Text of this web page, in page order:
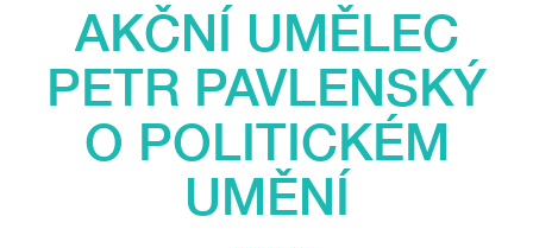
AKČNÍ UMĚLEC
PETR PAVLENSKÝ
O POLITICKÉM
UMĚNÍ